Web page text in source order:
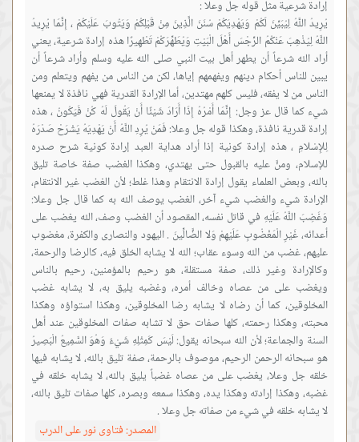
يُرِيدُ اللَّهُ لِيُبَيِّنَ لَكُمْ وَيَهْدِيَكُمْ سُنَنَ الَّذِينَ مِنْ قَبْلِكُمْ وَيَتُوبَ عَلَيْكُمْ ، إِنَّمَا يُرِيدُ
اللَّهُ لِيُذْهِبَ عَنْكُمُ الرِّجْسَ أَهْلَ الْبَيْتِ وَيُطَهِّرَكُمْ تَطْهِيرًا هذه إرادة شرعية، يعني
أراد الله شرعاً أن يطهر أهل بيت النبي صلى الله عليه وسلم وأراد شرعاً أن
يبين للناس أحكام دينهم ويفهمهم إياها، لكن من الناس من يفهم ويتعلم ومن
الناس من لا يفقه، فليس كلهم مهتدين، أما الإرادة القدرية فهي نافذة لا يمنعها
شيء كما قال عز وجل: إِنَّمَا أَمْرُهُ إِذَا أَرَادَ شَيْئًا أَنْ يَقُولَ لَهُ كُنْ فَيَكُونُ ، هذه
إرادة قدرية نافذة، وهكذا قوله جل وعلا: فَمَنْ يُرِدِ اللَّهُ أَنْ يَهْدِيَهُ يَشْرَحْ صَدْرَهُ
لِلإِسْلامِ ، هذه إرادة كونية إذا أراد هداية العبد إرادة كونية شرح صدره
للإسلام، ومنَّ عليه بالقبول حتى يهتدي، وهكذا الغضب صفة خاصة تليق
بالله، وبعض العلماء يقول إرادة الانتقام وهذا غلط؛ لأن الغضب غير الانتقام،
الإرادة شيء والغضب شيء آخر، الغضب يوصف الله به كما قال جل وعلا:
وَغَضِبَ اللَّهُ عَلَيْهِ في قاتل نفسه، المقصود أن الغضب وصف، الله يغضب على
أعدائه، غَيْرِ الْمَغْضُوبِ عَلَيْهِمْ وَلا الضَّالِّينَ . اليهود والنصارى والكفرة، مغضوب
عليهم، غضب من الله وسوء عقاب؛ الله لا يشابه الخلق فيه، كالرضا والرحمة،
وكالإرادة وغير ذلك، صفة مستقلة، هو رحيم بالمؤمنين، رحيم بالناس
ويغضب على من عصاه وخالف أمره، وغضبه يليق به، لا يشابه غضب
المخلوقين، كما أن رضاه لا يشابه رضا المخلوقين، وهكذا استواؤه وهكذا
محبته، وهكذا رحمته، كلها صفات حق لا تشابه صفات المخلوقين عند أهل
السنة والجماعة؛ لأن الله سبحانه يقول: لَيْسَ كَمِثْلِهِ شَيْءٌ وَهُوَ السَّمِيعُ الْبَصِيرُ
هو سبحانه الرحمن الرحيم، موصوف بالرحمة، صفة تليق بالله، لا يشابه فيها
خلقه جل وعلا، يغضب على من عصاه غضباً يليق بالله، لا يشابه خلقه في
غضبه، وهكذا إرادته وهكذا يده، وهكذا سمعه وبصره، كلها صفات تليق بالله،
لا يشابه خلقه في شيء من صفاته جل وعلا .
المصدر:فتاوى نور على الدرب